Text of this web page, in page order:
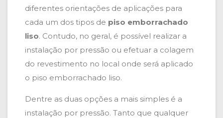
diferentes orientações de aplicações para
cada um dos tipos de piso emborrachado
liso. Contudo, no geral, é possível realizar a
instalação por pressão ou efetuar a colagem
do revestimento no local onde será aplicado
o piso emborrachado liso.
Dentre as duas opções a mais simples é a
instalação por pressão. Tanto que qualquer